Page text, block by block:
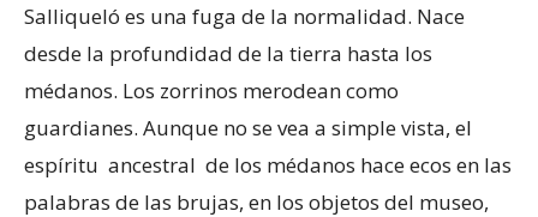
Salliqueló es una fuga de la normalidad. Nace
desde la profundidad de la tierra hasta los
médanos. Los zorrinos merodean como
guardianes. Aunque no se vea a simple vista, el
espíritu ancestral de los médanos hace ecos en las
palabras de las brujas, en los objetos del museo,